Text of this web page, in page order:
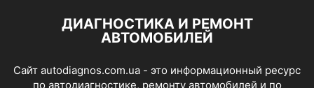
ДИАГНОСТИКА И РЕМОНТ
АВТОМОБИЛЕЙ
Сайт autodiagnos.com.ua - это информационный ресурс
по автодиагностике, ремонту автомобилей и по